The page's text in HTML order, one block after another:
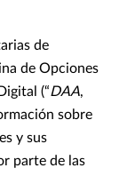
de
de Opciones
(“DAA,
sobre
y sus
parte de las